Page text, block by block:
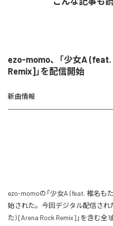
ezo-momo、「少女A
Remix]」を配信開始
新曲情報
ezo-momoの「少女A (feat. 椎名も
始された。今回デジタル配信され
た) [Arena Rock Remix]」を含む全1